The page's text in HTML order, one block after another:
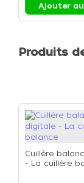
Ajouter
Produits
Cuillère
- La cuillère